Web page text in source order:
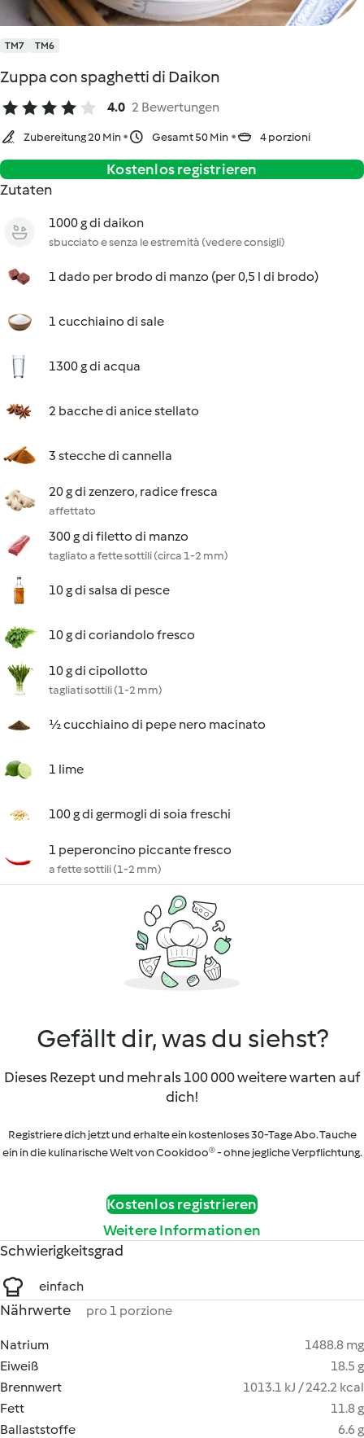
TM7 TM6
Zuppa con spaghetti di Daikon
4.0 2 Bewertungen
Zubereitung 20 Min Gesamt 50 Min 4 porzioni
Kostenlos registrieren
Zutaten
1000 g di daikon
sbucciato e senza le estremità (vedere consigli)
1 dado per brodo di manzo (per 0,5 l di brodo)
1 cucchiaino di sale
1300 g di acqua
2 bacche di anice stellato
3 stecche di cannella
20 g di zenzero, radice fresca
affettato
300 g di filetto di manzo
tagliato a fette sottili (circa 1-2 mm)
10 g di salsa di pesce
10 g di coriandolo fresco
10 g di cipollotto
tagliati sottili (1-2 mm)
½ cucchiaino di pepe nero macinato
1 lime
100 g di germogli di soia freschi
1 peperoncino piccante fresco
a fette sottili (1-2 mm)
Gefällt dir, was du siehst?
Dieses Rezept und mehr als 100 000 weitere warten auf
dich!
Registriere dich jetzt und erhalte ein kostenloses 30-Tage Abo. Tauche
ein in die kulinarische Welt von Cookidoo® - ohne jegliche Verpflichtung.
Kostenlos registrieren
Weitere Informationen
Schwierigkeitsgrad
einfach
Nährwerte pro 1 porzione
Natrium
1488.8 mg
Eiweiß
18.5 g
Brennwert
1013.1 kJ / 242.2 kcal
Fett
11.8 g
Ballaststoffe
6.6 g